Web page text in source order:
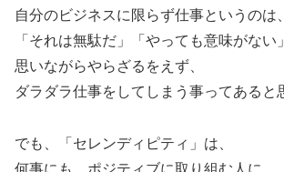
自分のビジネスに限らず仕事というのは、
「それは無駄だ」「やっても意味がない
思いながらやらざるをえず、
ダラダラ仕事をしてしまう事ってあると
でも、「セレンディピティ」は、